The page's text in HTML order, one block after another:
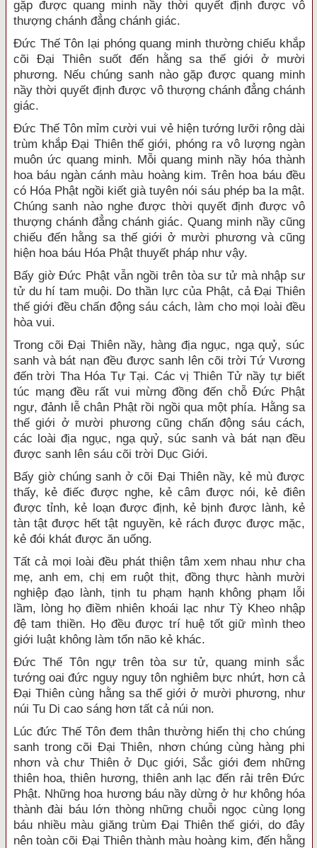
gặp được quang minh nầy thời quyết định được vô
thượng chánh đẳng chánh giác.
Đức Thế Tôn lại phóng quang minh thường chiếu khắp
cõi Đại Thiên suốt đến hằng sa thế giới ở mười
phương. Nếu chúng sanh nào gặp được quang minh
nầy thời quyết định được vô thượng chánh đẳng chánh
giác.
Đức Thế Tôn mỉm cười vui vẻ hiện tướng lưỡi rộng dài
trùm khắp Đại Thiên thế giới, phóng ra vô lượng ngàn
muôn ức quang minh. Mỗi quang minh nầy hóa thành
hoa báu ngàn cánh màu hoàng kim. Trên hoa báu đều
có Hóa Phật ngồi kiết già tuyên nói sáu phép ba la mật.
Chúng sanh nào nghe được thời quyết định được vô
thượng chánh đẳng chánh giác. Quang minh nầy cũng
chiếu đến hằng sa thế giới ở mười phương và cũng
hiện hoa báu Hóa Phật thuyết pháp như vậy.
Bấy giờ Đức Phật vẫn ngồi trên tòa sư tử mà nhập sư
tử du hí tam muội. Do thần lực của Phật, cả Đại Thiên
thế giới đều chấn động sáu cách, làm cho mọi loài đều
hòa vui.
Trong cõi Đại Thiên nầy, hàng địa ngục, ngạ quỷ, súc
sanh và bát nạn đều được sanh lên cõi trời Tứ Vương
đến trời Tha Hóa Tự Tại. Các vị Thiên Tử nầy tự biết
túc mạng đều rất vui mừng đồng đến chỗ Đức Phật
ngự, đảnh lễ chân Phật rồi ngồi qua một phía. Hằng sa
thế giới ở mười phương cũng chấn động sáu cách,
các loài địa ngục, ngạ quỷ, súc sanh và bát nạn đều
được sanh lên sáu cõi trời Dục Giới.
Bấy giờ chúng sanh ở cõi Đại Thiên nầy, kẻ mù được
thấy, kẻ điếc được nghe, kẻ câm được nói, kẻ điên
được tỉnh, kẻ loạn được định, kẻ bịnh được lành, kẻ
tàn tật được hết tật nguyền, kẻ rách được được mặc,
kẻ đói khát được ăn uống.
Tất cả mọi loài đều phát thiện tâm xem nhau như cha
mẹ, anh em, chị em ruột thịt, đồng thực hành mười
nghiệp đạo lành, tịnh tu phạm hạnh không phạm lỗi
lầm, lòng họ điềm nhiên khoái lạc như Tỳ Kheo nhập
đệ tam thiền. Họ đều được trí huệ tốt giữ mình theo
giới luật không làm tổn não kẻ khác.
Đức Thế Tôn ngự trên tòa sư tử, quang minh sắc
tướng oai đức nguy nguy tôn nghiêm bực nhứt, hơn cả
Đại Thiên cùng hằng sa thế giới ở mười phương, như
núi Tu Di cao sáng hơn tất cả núi non.
Lúc đức Thế Tôn đem thân thường hiển thị cho chúng
sanh trong cõi Đại Thiên, nhơn chúng cùng hàng phi
nhơn và chư Thiên ở Dục giới, Sắc giới đem những
thiên hoa, thiên hương, thiên anh lạc đến rải trên Đức
Phật. Những hoa hương báu nầy dừng ở hư không hóa
thành đài báu lớn thòng những chuỗi ngọc cùng lọng
báu nhiều màu giăng trùm Đại Thiên thế giới, do đây
nên toàn cõi Đại Thiên thành màu hoàng kim, đến hằng